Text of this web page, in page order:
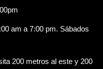
am a 7:00 pm. Sábados
200 metros al este y 200